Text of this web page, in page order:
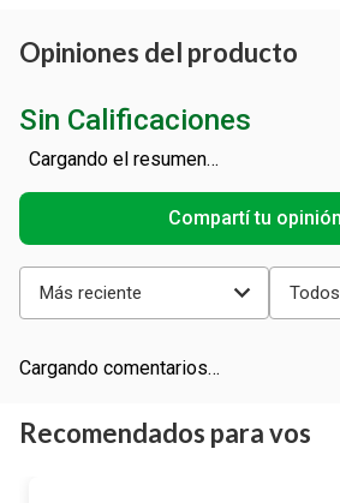
Opiniones del producto
Sin Calificaciones
Cargando el resumen…
Más reciente Todos
Cargando comentarios…
Recomendados para vos